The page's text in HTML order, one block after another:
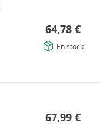
64,78 €
En stock
67,99 €